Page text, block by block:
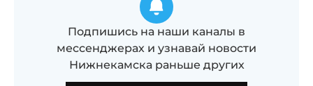
Подпишись на наши каналы в
мессенджерах и узнавай новости
Нижнекамска раньше других